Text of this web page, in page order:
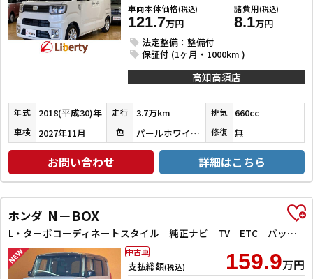
車両本体価格(税込)
121.7万円
諸費用(税込)
8.1万円
法定整備：整備付
保証付 (1ヶ月・1000km )
高知高須店
年式 2018(平成30)年 走行 3.7万km 排気 660cc
車検 2027年11月 色 パールホワイトⅢ 修復 無
お問い合わせ 詳細はこちら
ホンダ N－BOX
L・ターボコーディネートスタイル 純正ナビ TV ETC バックカメラ 両側電動スライドドア クリアランスソナー オートクルーズコントロール レーンアシスト 衝突被害軽減システム オートライト スマートキー アイドリングストップ
支払総額(税込) 159.9万円
中古車